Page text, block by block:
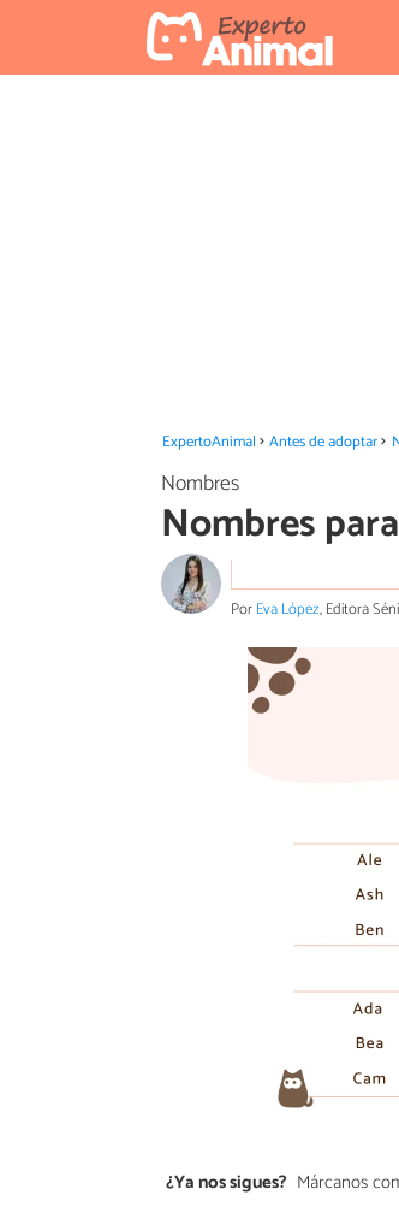
ExpertoAnimal Antes de adoptar
Nombres
Nombres
PorEva López, Editora
¿Ya nos sigues? Márcanos